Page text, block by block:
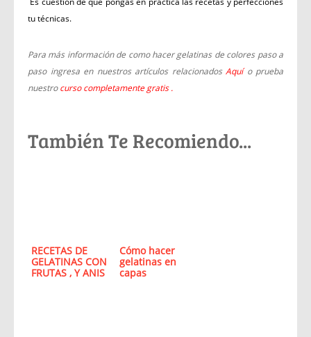
tu técnicas.
Para más información de como hacer gelatinas de colores paso a
paso ingresa en nuestros artículos relacionados Aquío prueba
nuestrocurso completamente gratis.
También Te Recomiendo...
RECETAS DE
GELATINAS CON
FRUTAS , Y ANIS
Cómo hacer
gelatinas en
capas